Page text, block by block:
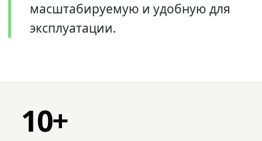
масштабируемую и удобную для
эксплуатации.
10+